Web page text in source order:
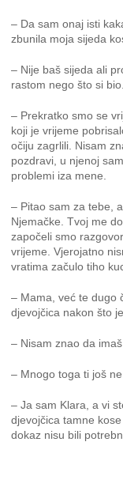
– Da sam onaj isti
zbunila moja sijeda
– Nije baš sijeda ali
rastom nego što si bio.
– Prekratko smo se
koji je vrijeme
očiju zagrlili. Nisam
pozdravi, u njenoj
problemi iza mene.
– Pitao sam za tebe,
Njemačke. Tvoj me
započeli smo
vrijeme. Vjerojatno
vratima začulo tiho
– Mama, već te dugo
djevojčica nakon što
– Nisam znao da
– Mnogo toga ti još
– Ja sam Klara, a vi
djevojčica tamne
dokaz nisu bili